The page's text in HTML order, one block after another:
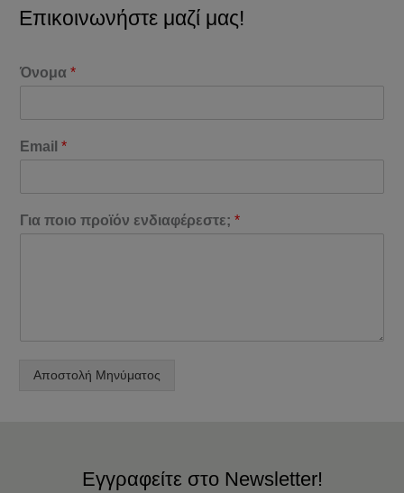
Επικοινωνήστε μαζί μας!
Όνομα*
Email*
Για ποιο προϊόν ενδιαφέρεστε;*
Αποστολή Μηνύματος
Εγγραφείτε στο Newsletter!